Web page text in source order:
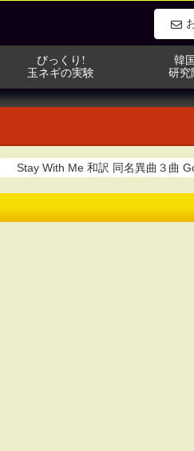
びっくり!
玉ネギの実験
韓
研究
びっくり!
玉ネギの実験
韓
研究
Stay With Me 和訳 同名異曲３曲